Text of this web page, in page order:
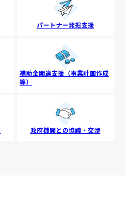
パートナー発掘支援
補助金関連支援 （事業計画作成
等）
政府機関との協議・交渉